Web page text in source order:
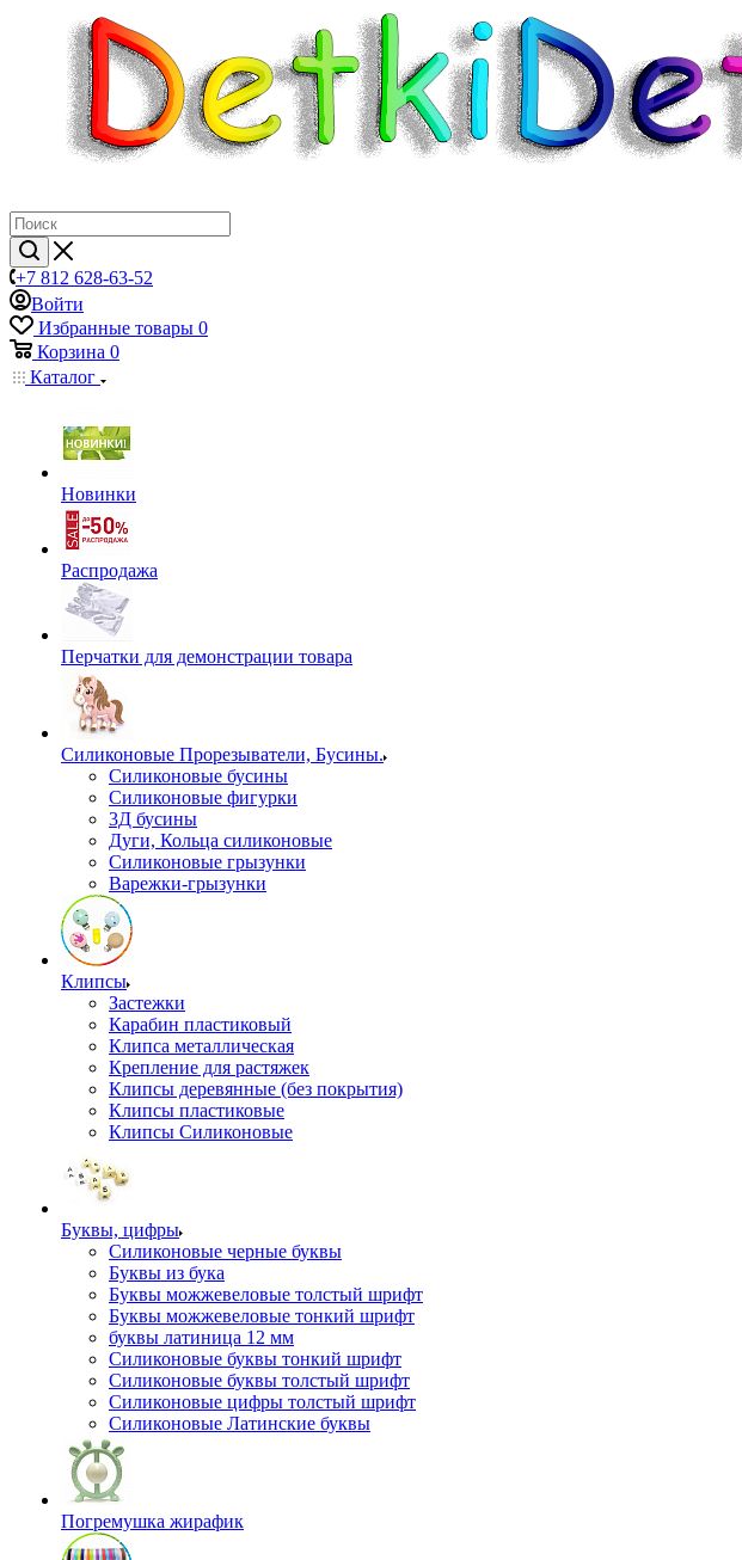
+7 812 628-63-52
Войти
Избранные товары 0
Корзина 0
Каталог
Новинки
Распродажа
Перчатки для демонстрации товара
Силиконовые Прорезыватели, Бусины.
Силиконовые бусины
Силиконовые фигурки
3Д бусины
Дуги, Кольца силиконовые
Силиконовые грызунки
Варежки-грызунки
Клипсы
Застежки
Карабин пластиковый
Клипса металлическая
Крепление для растяжек
Клипсы деревянные (без покрытия)
Клипсы пластиковые
Клипсы Силиконовые
Буквы, цифры
Силиконовые черные буквы
Буквы из бука
Буквы можжевеловые толстый шрифт
Буквы можжевеловые тонкий шрифт
буквы латиница 12 мм
Силиконовые буквы тонкий шрифт
Силиконовые буквы толстый шрифт
Силиконовые цифры толстый шрифт
Силиконовые Латинские буквы
Погремушка жирафик